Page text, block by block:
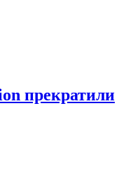
прекратили